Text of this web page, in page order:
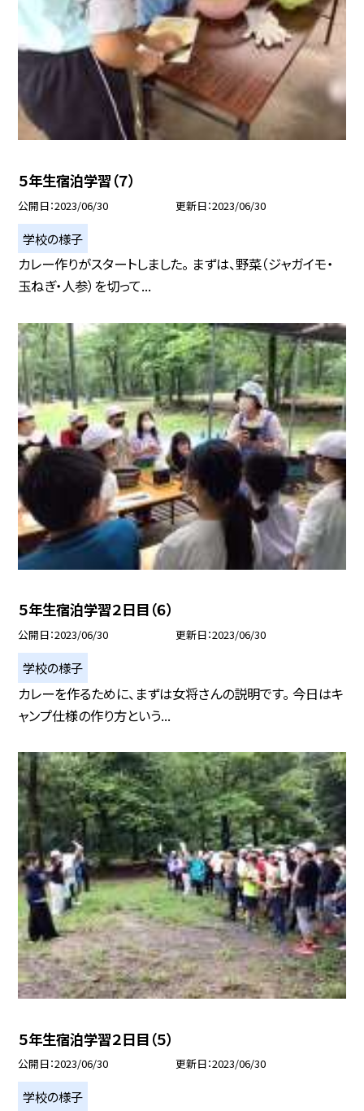
５年生宿泊学習（７）
公開日 2023/06/30 更新日 2023/06/30
学校の様子
カレー作りがスタートしました。 まずは、野菜（ジャガイモ・
玉ねぎ・人参）を切って...
５年生宿泊学習２日目（６）
公開日 2023/06/30 更新日 2023/06/30
学校の様子
カレーを作るために、まずは女将さんの説明です。 今日はキ
ャンプ仕様の作り方という...
５年生宿泊学習２日目（５）
公開日 2023/06/30 更新日 2023/06/30
学校の様子